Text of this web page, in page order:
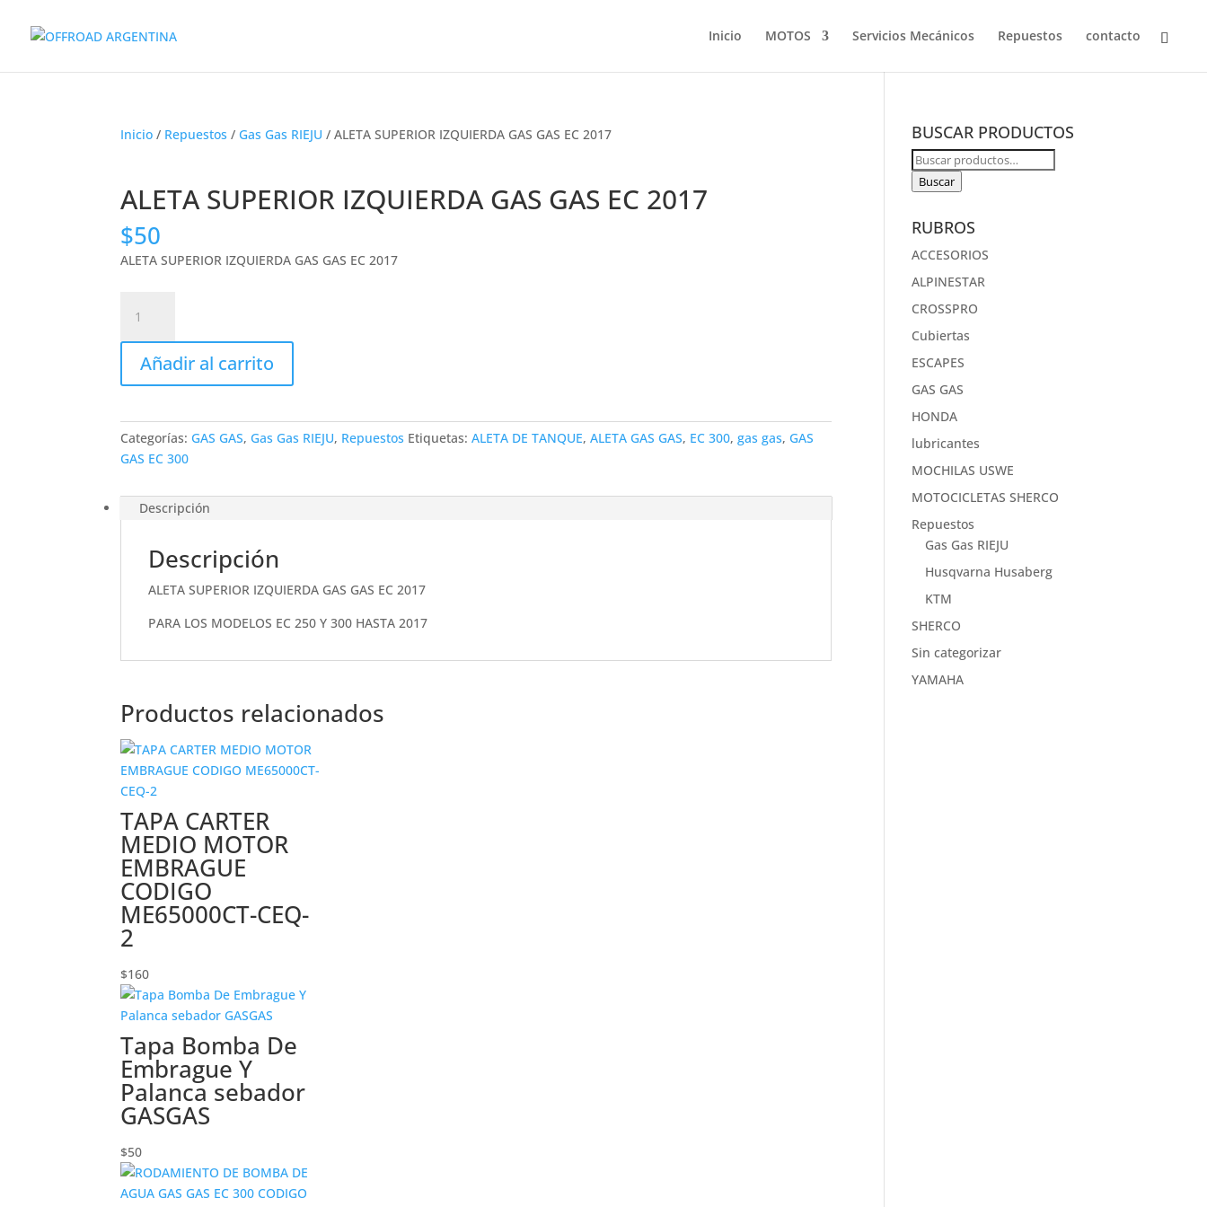
Inicio MOTOS Servicios Mecánicos Repuestos contacto
Inicio / Repuestos / Gas Gas RIEJU / ALETA SUPERIOR IZQUIERDA GAS GAS EC 2017
ALETA SUPERIOR IZQUIERDA GAS GAS EC 2017
$50
ALETA SUPERIOR IZQUIERDA GAS GAS EC 2017
SUPERIOR
IZQUIERDA
GAS
GAS
2017
cantidad
Añadir al carrito
Categorías: GAS GAS, Gas Gas RIEJU, Repuestos Etiquetas:ALETA DE TANQUE,ALETA GAS GAS, EC 300,gas gas, GAS
GAS EC 300
Descripción
Descripción
ALETA SUPERIOR IZQUIERDA GAS GAS EC 2017
PARA LOS MODELOS EC 250 Y 300 HASTA 2017
Productos relacionados
TAPA CARTER
MEDIO MOTOR
EMBRAGUE
CODIGO
ME65000CT-CEQ-
2
$160
Tapa Bomba De
Embrague Y
Palanca sebador
GASGAS
$50
BUSCAR PRODUCTOS
Buscar
por:
Buscar
RUBROS
ACCESORIOS
ALPINESTAR
CROSSPRO
Cubiertas
ESCAPES
GAS GAS
HONDA
lubricantes
MOCHILAS USWE
MOTOCICLETAS SHERCO
Repuestos
Gas Gas RIEJU
Husqvarna Husaberg
KTM
SHERCO
Sin categorizar
YAMAHA